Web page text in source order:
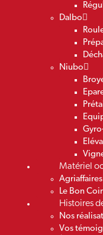
Dalbo
Niubo
Matériel
Agriaffaires
Le Bon
Histoires
Nos
Vos